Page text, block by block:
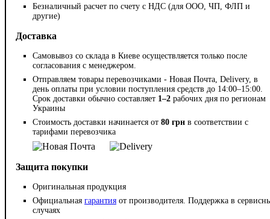
Безналичный расчет по счету с НДС (для ООО, ЧП, ФЛП и
другие)
Доставка
Самовывоз со склада в Киеве осуществляется только после
согласования с менеджером.
Отправляем товары перевозчиками - Новая Почта, Delivery, в
день оплаты при условии поступления средств до 14:00–15:00.
Срок доставки обычно составляет 1–2 рабочих дня по регионам
Украины
Стоимость доставки начинается от 80 грн в соответствии с
тарифами перевозчика
Защита покупки
Оригинальная продукция
Официальная гарантия от производителя. Поддержка в
случаях